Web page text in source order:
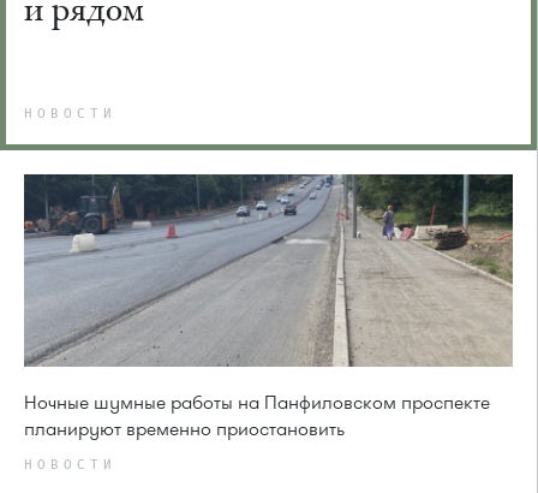
и рядом
НОВОСТИ
Ночные шумные работы на Панфиловском проспекте
планируют временно приостановить
НОВОСТИ